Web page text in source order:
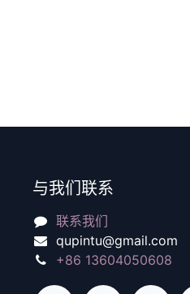
与我们联系
联系我们
qupintu@gmail.com
+86 13604050608